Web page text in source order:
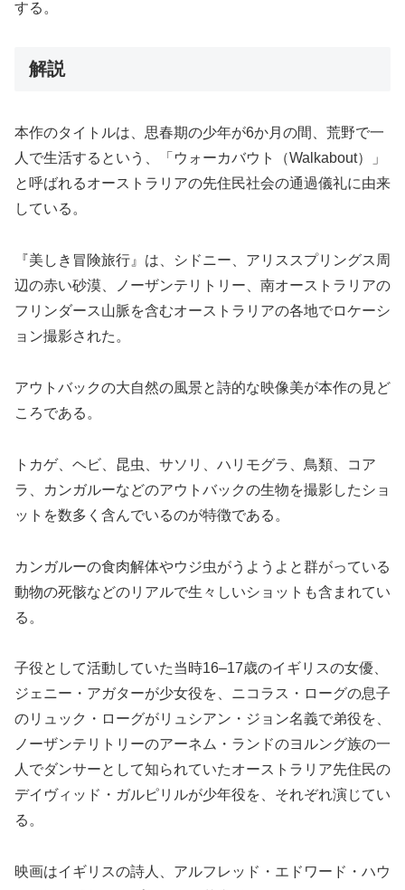
する。
解説
本作のタイトルは、思春期の少年が6か月の間、荒野で一
人で生活するという、「ウォーカバウト（Walkabout）」
と呼ばれるオーストラリアの先住民社会の通過儀礼に由来
している。
『美しき冒険旅行』は、シドニー、アリススプリングス周
辺の赤い砂漠、ノーザンテリトリー、南オーストラリアの
フリンダース山脈を含むオーストラリアの各地でロケーシ
ョン撮影された。
アウトバックの大自然の風景と詩的な映像美が本作の見ど
ころである。
トカゲ、ヘビ、昆虫、サソリ、ハリモグラ、鳥類、コア
ラ、カンガルーなどのアウトバックの生物を撮影したショ
ットを数多く含んでいるのが特徴である。
カンガルーの食肉解体やウジ虫がうようよと群がっている
動物の死骸などのリアルで生々しいショットも含まれてい
る。
子役として活動していた当時16–17歳のイギリスの女優、
ジェニー・アガターが少女役を、ニコラス・ローグの息子
のリュック・ローグがリュシアン・ジョン名義で弟役を、
ノーザンテリトリーのアーネム・ランドのヨルング族の一
人でダンサーとして知られていたオーストラリア先住民の
デイヴィッド・ガルピリルが少年役を、それぞれ演じてい
る。
映画はイギリスの詩人、アルフレッド・エドワード・ハウ